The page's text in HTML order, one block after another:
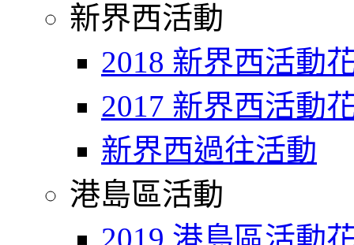
新界西活動
2018 新界西活動
2017 新界西活動
新界西過往活動
港島區活動